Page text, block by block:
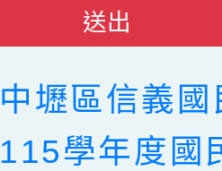
送出
中壢區信義
學年度國